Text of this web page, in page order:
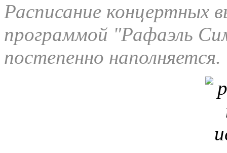
Расписание концертных
программой "Рафаэль
постепенно наполняется.